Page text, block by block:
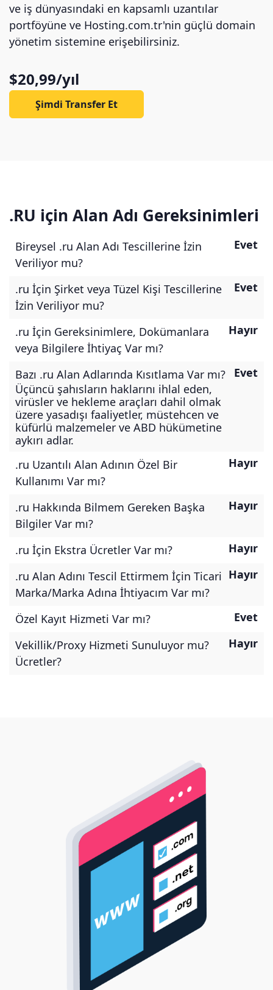
ve iş dünyasındaki en kapsamlı uzantılar
portföyüne ve Hosting.com.tr'nin güçlü domain
yönetim sistemine erişebilirsiniz.
$20,99/yıl
Şimdi Transfer Et
.RU için Alan Adı Gereksinimleri
Bireysel .ru Alan Adı Tescillerine İzin
Veriliyor mu?
Evet
.ru İçin Şirket veya Tüzel Kişi Tescillerine
İzin Veriliyor mu?
Evet
.ru İçin Gereksinimlere, Dokümanlara
veya Bilgilere İhtiyaç Var mı?
Hayır
Bazı .ru Alan Adlarında Kısıtlama Var mı?
Üçüncü şahısların haklarını ihlal eden,
virüsler ve hekleme araçları dahil olmak
üzere yasadışı faaliyetler, müstehcen ve
küfürlü malzemeler ve ABD hükümetine
aykırı adlar.
Evet
.ru Uzantılı Alan Adının Özel Bir
Kullanımı Var mı?
Hayır
.ru Hakkında Bilmem Gereken Başka
Bilgiler Var mı?
Hayır
.ru İçin Ekstra Ücretler Var mı?
Hayır
.ru Alan Adını Tescil Ettirmem İçin Ticari
Marka/Marka Adına İhtiyacım Var mı?
Hayır
Özel Kayıt Hizmeti Var mı?
Evet
Vekillik/Proxy Hizmeti Sunuluyor mu?
Ücretler?
Hayır